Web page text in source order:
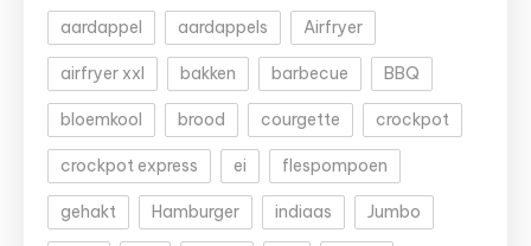
aardappel aardappels Airfryer
airfryer xxl bakken barbecue BBQ
bloemkool brood courgette crockpot
crockpot express ei flespompoen
gehakt Hamburger indiaas Jumbo